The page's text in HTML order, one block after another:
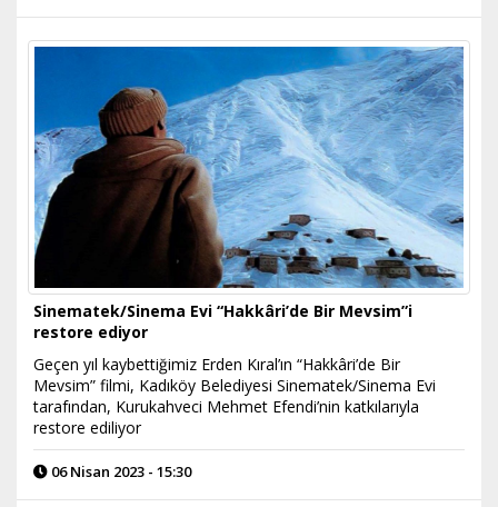
Sinematek/Sinema Evi “Hakkâri’de Bir Mevsim”i
restore ediyor
Geçen yıl kaybettiğimiz Erden Kıral’ın “Hakkâri’de Bir
Mevsim” filmi, Kadıköy Belediyesi Sinematek/Sinema Evi
tarafından, Kurukahveci Mehmet Efendi’nin katkılarıyla
restore ediliyor
06 Nisan 2023 - 15:30